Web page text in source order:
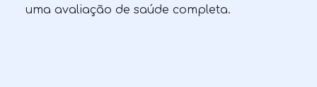
uma avaliação de saúde completa.